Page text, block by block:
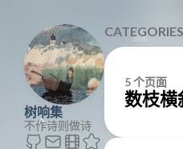
树响集
不作诗则做诗
CATEGORIES
5 个页面
数枝横